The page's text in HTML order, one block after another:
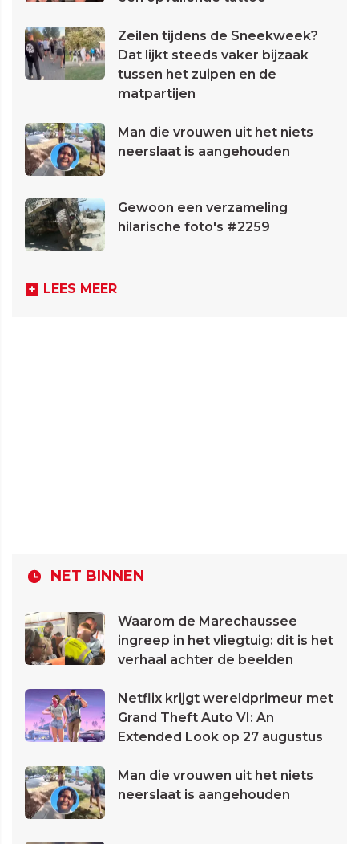
Zeilen tijdens de Sneekweek?
Dat lijkt steeds vaker bijzaak
tussen het zuipen en de
matpartijen
Man die vrouwen uit het niets
neerslaat is aangehouden
Gewoon een verzameling
hilarische foto's #2259
LEES MEER
NET BINNEN
Waarom de Marechaussee
ingreep in het vliegtuig: dit is het
verhaal achter de beelden
Netflix krijgt wereldprimeur met
Grand Theft Auto VI: An
Extended Look op 27 augustus
Man die vrouwen uit het niets
neerslaat is aangehouden